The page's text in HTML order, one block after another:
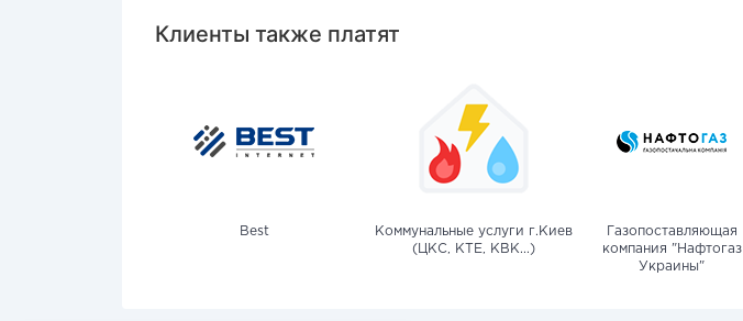
Клиенты также платят
Best
Коммунальные услуги г.Киев
(ЦКС, КТЕ, КВК...)
Газопоставляющая
компания "Нафтогаз
Украины"